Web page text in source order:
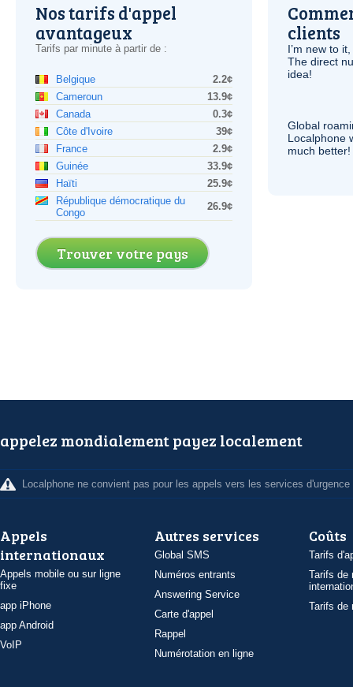
Nos tarifs d'appel
avantageux
Tarifs par minute à partir de :
Belgique
2.2¢
Cameroun
13.9¢
Canada
0.3¢
Côte d'Ivoire
39¢
France
2.9¢
Guinée
33.9¢
Haïti
25.9¢
République démocratique du
Congo
26.9¢
Trouver votre pays
clients
I’m new to
The direct
idea!
Global
Localphone
much better!
appelez mondialement payez localement
Localphone ne convient pas pour les appels vers les services d'urgence
Appels
internationaux
Appels mobile ou sur ligne
fixe
app iPhone
app Android
VoIP
Autres services
Global SMS
Numéros entrants
Answering Service
Carte d'appel
Rappel
Numérotation en ligne
Coûts
Tarifs
Tarifs de
Tarifs de